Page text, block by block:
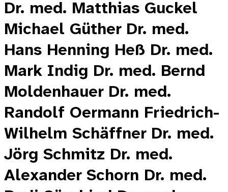
Dr. med. Matthias Guckel
Michael Güther Dr. med.
Hans Henning Heß Dr. med.
Mark Indig Dr. med. Bernd
Moldenhauer Dr. med.
Randolf Oermann Friedrich-
Wilhelm Schäffner Dr. med.
Jörg Schmitz Dr. med.
Alexander Schorn Dr. med.